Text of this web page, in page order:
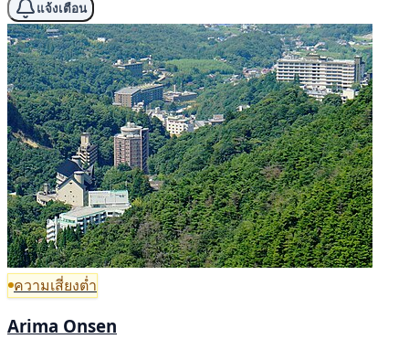
แจ้งเตือน
ความเสี่ยงต่ำ
Arima Onsen